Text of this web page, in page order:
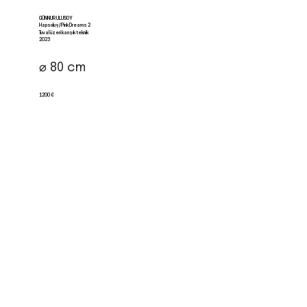
GÜNNUR ULUSOY
Hapsoluş/Pink Dreams 2
2023
⌀ 80 cm
Tuval üzeri karışık teknik
1200 €